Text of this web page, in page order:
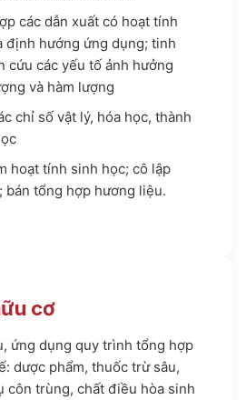
các dẫn xuất có hoạt tính
định hướng ứng dụng; tinh
cứu các yếu tố ảnh hưởng
và hàm lượng
chỉ số vật lý, hóa học, thành
hoạt tính sinh học; cô lập
bán tổng hợp hương liệu.
cơ
ứng dụng quy trình tổng hợp
dược phẩm, thuốc trừ sâu,
côn trùng, chất điều hòa sinh